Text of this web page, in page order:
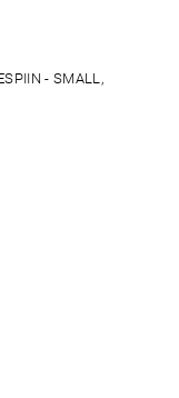
- SMALL,